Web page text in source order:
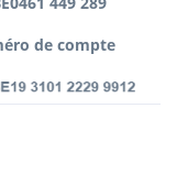
de compte